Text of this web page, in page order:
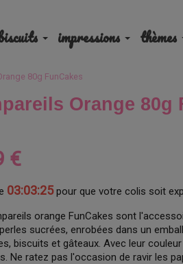
impressions thèmes
80g FunCakes
Orange 80g
€
03:03:24pour que votre colis soit
orange FunCakes sont
sucrées, enrobées dans un
biscuits et gâteaux. Avec leur
Ne ratez pas l'occasion de ravir les